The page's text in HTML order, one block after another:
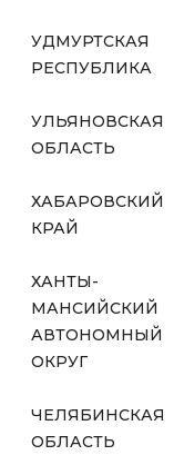
УДМУРТСКАЯ
РЕСПУБЛИКА
УЛЬЯНОВСКАЯ
ОБЛАСТЬ
ХАБАРОВСКИЙ
КРАЙ
ХАНТЫ-
МАНСИЙСКИЙ
АВТОНОМНЫЙ
ОКРУГ
ЧЕЛЯБИНСКАЯ
ОБЛАСТЬ